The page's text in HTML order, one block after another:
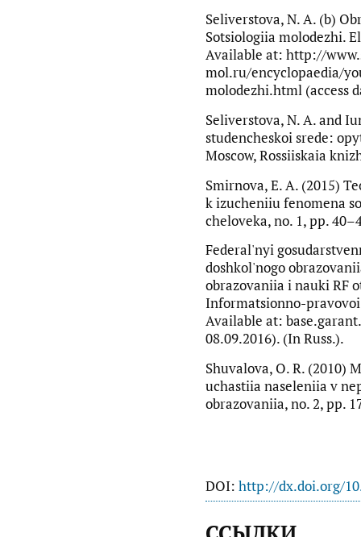
Seliverstova, N. A. (b)
Sotsiologiia molodezhi.
Available at: http://
mol.ru/encyclopaedia/
molodezhi.html (access
Seliverstova, N. A. and
studencheskoi srede:
Moscow, Rossiiskaia
Smirnova, E. A. (2015)
k izucheniiu fenomena
cheloveka, no. 1, pp.
Federal'nyi
doshkol'nogo
obrazovaniia i nauki RF
Informatsionno-
Available at:
08.09.2016). (In Russ.).
Shuvalova, O. R. (2010)
uchastiia naseleniia v
obrazovaniia, no. 2, pp.
DOI: http://dx.doi.org/